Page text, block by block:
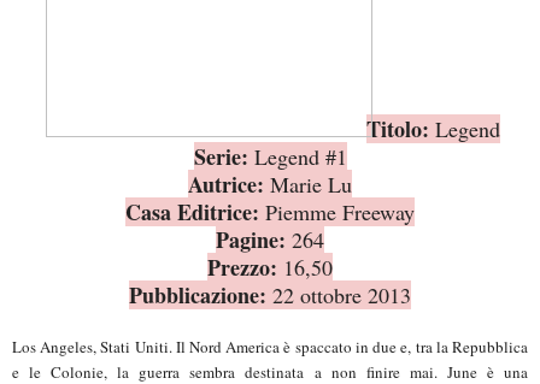
Titolo: Legend
Serie: Legend #1
Autrice: Marie Lu
Casa Editrice: Piemme Freeway
Pagine: 264
Prezzo: 16,50
Pubblicazione: 22 ottobre 2013
Los Angeles, Stati Uniti. Il Nord America è spaccato in due e, tra la Repubblica
e le Colonie, la guerra sembra destinata a non finire mai. June è una